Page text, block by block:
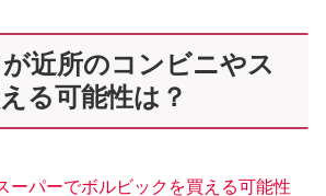
近所のコンビニやス
る可能性は？
ーパーでボルビックを買える可能性